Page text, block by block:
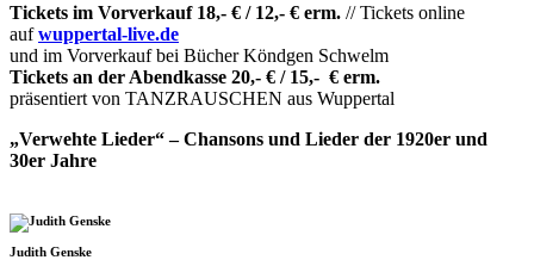
Tickets im Vorverkauf 18,- € / 12,- € erm. // Tickets online
aufwuppertal-live.de
und im Vorverkauf bei Bücher Köndgen Schwelm
Tickets an der Abendkasse 20,- € / 15,- € erm.
präsentiert von TANZRAUSCHEN aus Wuppertal
„Verwehte Lieder“ – Chansons und Lieder der 1920er und
30er Jahre
Judith Genske